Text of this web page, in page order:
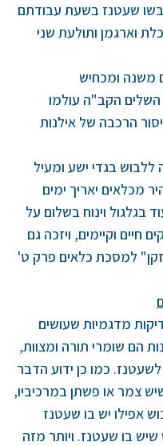
שעטנז בשעת עבודתם
וארגמן ותולעת שני
משנה ומכחיש
הקב"ה עולמו
הרכבה של אילנות
בגדי ישע ומעיל
מכלאים יאריך ימים
בגלגול וינוח בשלום על
חיים וקיימים, ויזכה גם
למסכת כלאים פרק ט'
מדגמיות שעושים
הם שומרי תורה ומצוות,
כמו כן ידוע הדבר
צמר או פשתן במרכיביו,
אפילו יש בו שעטנז
בו שעטנז. ויותר מזה